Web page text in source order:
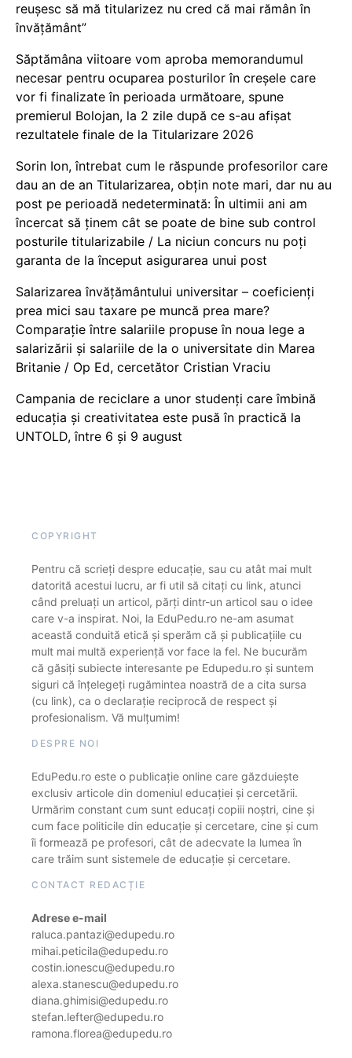
reușesc să mă titularizez nu cred că mai rămân în
învățământ”
Săptămâna viitoare vom aproba memorandumul
necesar pentru ocuparea posturilor în creșele care
vor fi finalizate în perioada următoare, spune
premierul Bolojan, la 2 zile după ce s-au afișat
rezultatele finale de la Titularizare 2026
Sorin Ion, întrebat cum le răspunde profesorilor care
dau an de an Titularizarea, obțin note mari, dar nu au
post pe perioadă nedeterminată: În ultimii ani am
încercat să ținem cât se poate de bine sub control
posturile titularizabile / La niciun concurs nu poți
garanta de la început asigurarea unui post
Salarizarea învățământului universitar – coeficienți
prea mici sau taxare pe muncă prea mare?
Comparație între salariile propuse în noua lege a
salarizării și salariile de la o universitate din Marea
Britanie / Op Ed, cercetător Cristian Vraciu
Campania de reciclare a unor studenți care îmbină
educația și creativitatea este pusă în practică la
UNTOLD, între 6 și 9 august
COPYRIGHT
Pentru că scrieți despre educație, sau cu atât mai mult
datorită acestui lucru, ar fi util să citați cu link, atunci
când preluați un articol, părți dintr-un articol sau o idee
care v-a inspirat. Noi, la EduPedu.ro ne-am asumat
această conduită etică și sperăm că și publicațiile cu
mult mai multă experiență vor face la fel. Ne bucurăm
că găsiți subiecte interesante pe Edupedu.ro și suntem
siguri că înțelegeți rugămintea noastră de a cita sursa
(cu link), ca o declarație reciprocă de respect și
profesionalism. Vă mulțumim!
DESPRE NOI
EduPedu.ro este o publicație online care găzduiește
exclusiv articole din domeniul educației și cercetării.
Urmărim constant cum sunt educați copiii noștri, cine și
cum face politicile din educație și cercetare, cine și cum
îi formează pe profesori, cât de adecvate la lumea în
care trăim sunt sistemele de educație și cercetare.
CONTACT REDACȚIE
Adrese e-mail
raluca.pantazi@edupedu.ro
mihai.peticila@edupedu.ro
costin.ionescu@edupedu.ro
alexa.stanescu@edupedu.ro
diana.ghimisi@edupedu.ro
stefan.lefter@edupedu.ro
ramona.florea@edupedu.ro